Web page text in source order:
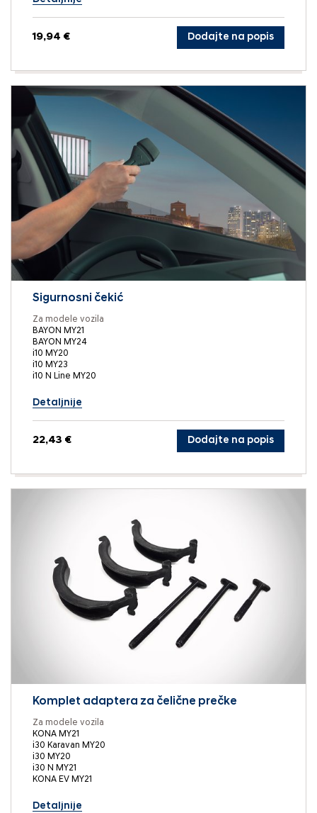
19,94 € Dodajte na popis
Sigurnosni čekić
Za modele vozila
BAYON MY21
BAYON MY24
i10 MY20
i10 MY23
i10 N Line MY20
Detaljnije
22,43 € Dodajte na popis
Komplet adaptera za čelične prečke
Za modele vozila
KONA MY21
i30 Karavan MY20
i30 MY20
i30 N MY21
KONA EV MY21
Detaljnije